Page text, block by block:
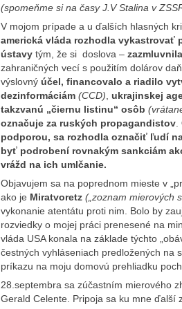
(spomeňme si na časy J.V Stalina v
V mojom prípade a u ďalších hlasných
americká vláda rozhodla vykastrovať
ústavy tým, že si doslova –
zahraničných vecí s použitím dolárov
výslovný účel, financovalo a riadilo
dezinformáciám (CCD) ukrajinskej
takzvanú „čiernu listinu“ osôb
označuje za ruských propagandistov
podporou, sa rozhodla označiť ľudí
byť podrobení rovnakým sankciám
vrážd na ich umlčanie.
Objavujem sa na poprednom mieste v
ako je Miratvoretz („zoznam mierových
vykonanie atentátu proti nim. Bolo by
rozviedky o mojej práci prenesené na
vláda USA konala na základe týchto
čestných vyhláseniach predložených na
príkazu na moju domovú prehliadku
28.septembra sa zúčastním mierového
Gerald Celente. Pripoja sa ku mne ďalší